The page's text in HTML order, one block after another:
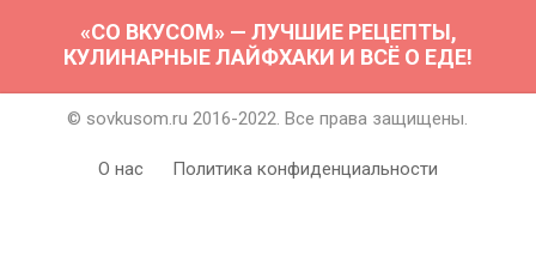
«СО ВКУСОМ» — ЛУЧШИЕ РЕЦЕПТЫ,
КУЛИНАРНЫЕ ЛАЙФХАКИ И ВСЁ О ЕДЕ!
© sovkusom.ru 2016-2022. Все права защищены.
О нас Политика конфиденциальности